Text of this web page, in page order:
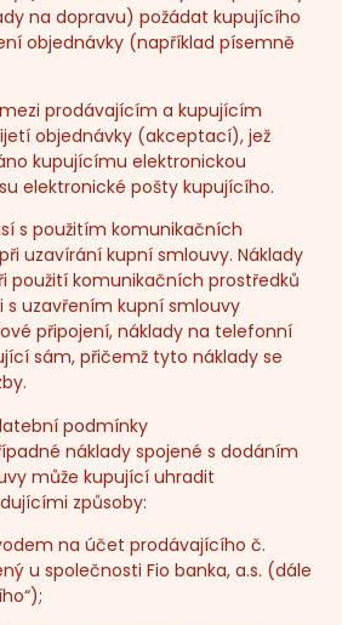
na dopravu) požádat kupujícího
objednávky (například písemně
prodávajícím a kupujícím
objednávky (akceptací), jež
kupujícímu elektronickou
elektronické pošty kupujícího.
s použitím komunikačních
uzavírání kupní smlouvy. Náklady
použití komunikačních prostředků
s uzavřením kupní smlouvy
připojení, náklady na telefonní
sám, přičemž tyto náklady se
podmínky
náklady spojené s dodáním
může kupující uhradit
způsoby:
na účet prodávajícího č.
u společnosti Fio banka, a.s. (dále
“);